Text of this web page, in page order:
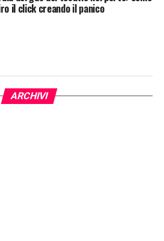
il click creando il panico
ARCHIVI